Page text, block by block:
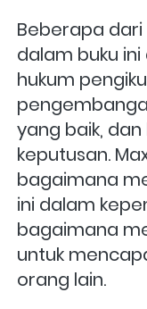
Beberapa dari
dalam buku ini
hukum
yang baik,
keputusan.
bagaimana
ini dalam
bagaimana
untuk
orang lain.